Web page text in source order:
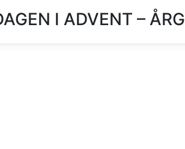
I ADVENT –